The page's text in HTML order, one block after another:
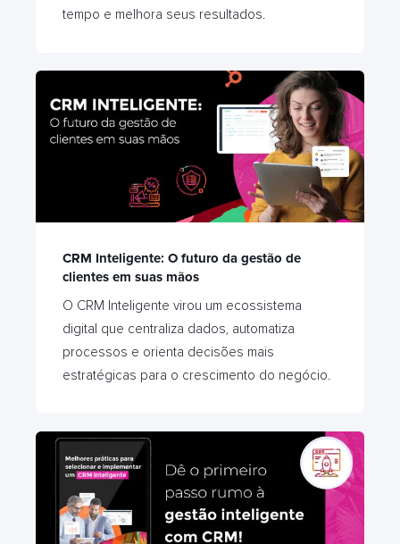
tempo e melhora seus resultados.
CRM Inteligente: O futuro da gestão de
clientes em suas mãos
O CRM Inteligente virou um ecossistema
digital que centraliza dados, automatiza
processos e orienta decisões mais
estratégicas para o crescimento do negócio.